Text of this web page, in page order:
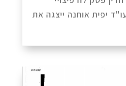
יפית אוחנה ייצגה את